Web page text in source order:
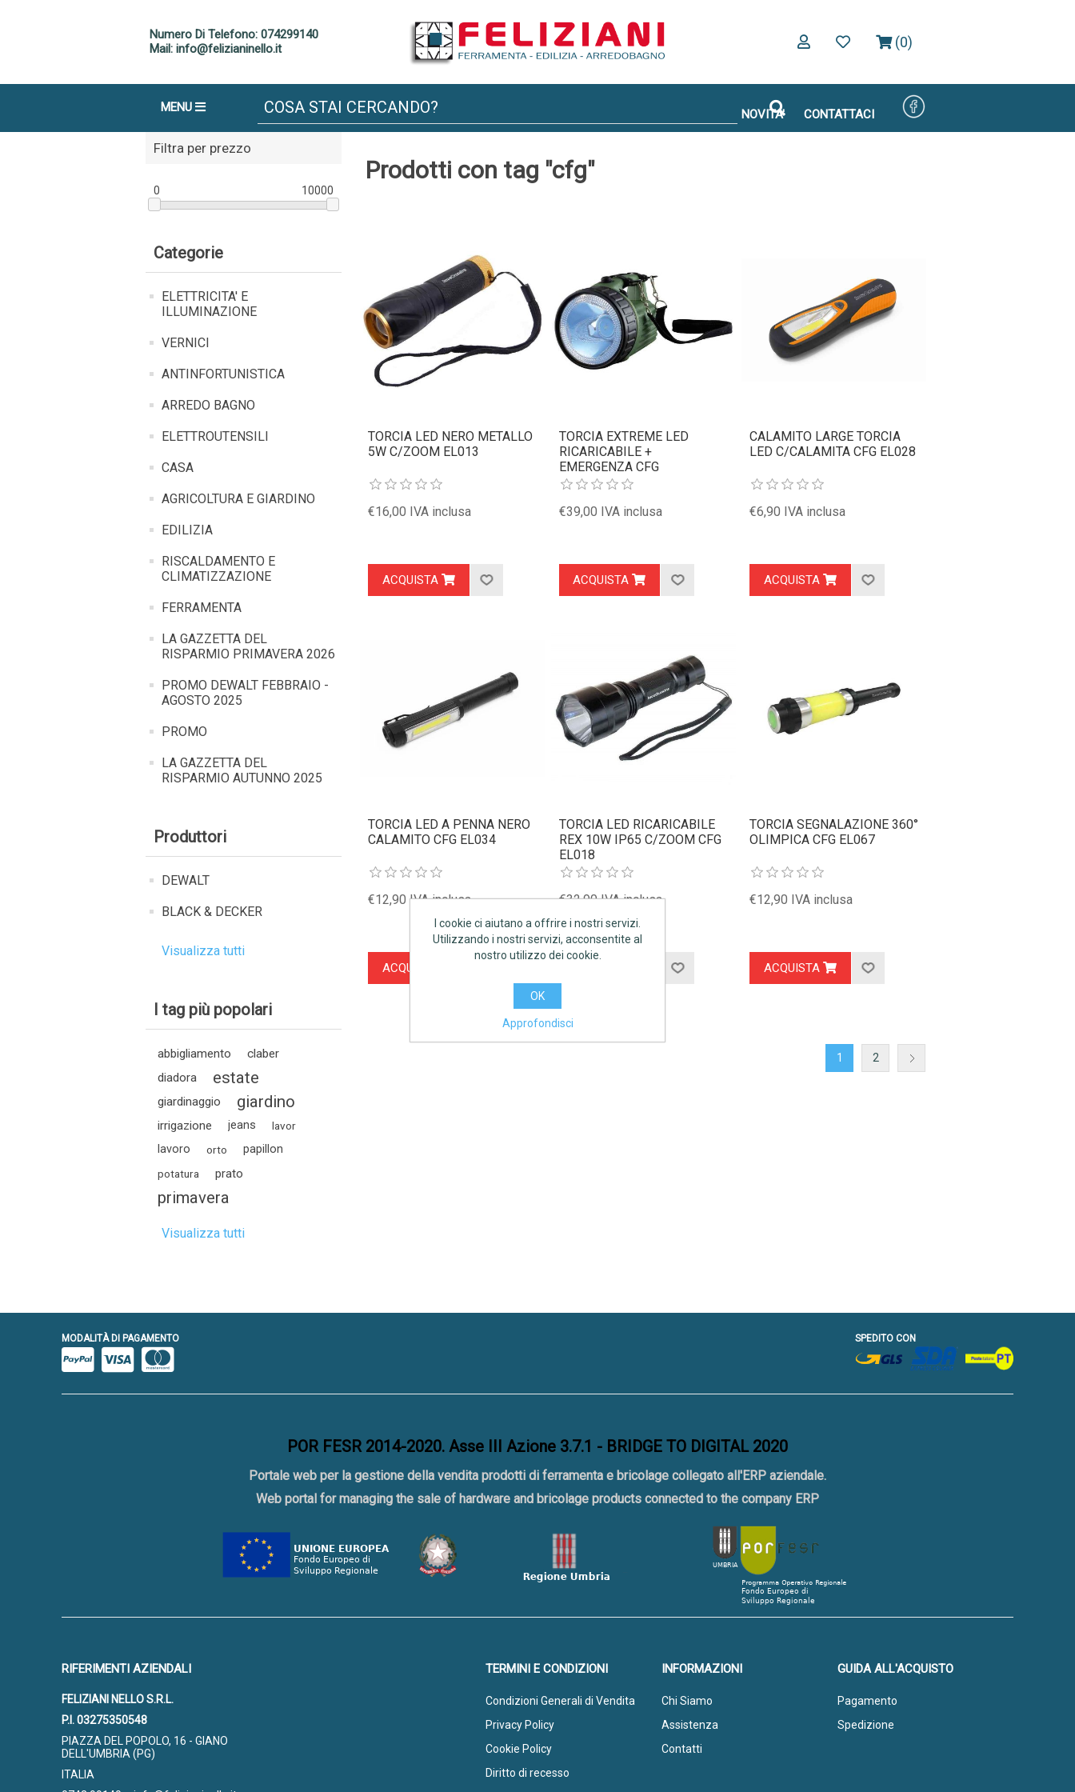
Numero Di Telefono: 074299140
Mail: info@felizianinello.it
(0)
MENU NOVITA' CONTATTACI
Filtra per prezzo
0 10000
Categorie
ELETTRICITA' E
ILLUMINAZIONE
VERNICI
ANTINFORTUNISTICA
ARREDO BAGNO
ELETTROUTENSILI
CASA
AGRICOLTURA E GIARDINO
EDILIZIA
RISCALDAMENTO E
CLIMATIZZAZIONE
FERRAMENTA
LA GAZZETTA DEL
RISPARMIO PRIMAVERA 2026
PROMO DEWALT FEBBRAIO -
AGOSTO 2025
PROMO
LA GAZZETTA DEL
RISPARMIO AUTUNNO 2025
Produttori
DEWALT
BLACK & DECKER
Visualizza tutti
I tag più popolari
abbigliamento
claber
diadora
estate
giardinaggio giardino
irrigazione jeans lavor
lavoro orto papillon
potatura prato
primavera
Visualizza tutti
Prodotti con tag "cfg"
TORCIA LED NERO METALLO
5W C/ZOOM EL013
€16,00 IVA inclusa
ACQUISTA
TORCIA EXTREME LED
RICARICABILE +
EMERGENZA CFG
€39,00 IVA inclusa
ACQUISTA
CALAMITO LARGE TORCIA
LED C/CALAMITA CFG EL028
€6,90 IVA inclusa
ACQUISTA
TORCIA LED A PENNA NERO
CALAMITO CFG EL034
€12,90 IVA inclusa
ACQUISTA
TORCIA LED RICARICABILE
REX 10W IP65 C/ZOOM CFG
EL018
€32,90 IVA inclusa
TORCIA SEGNALAZIONE 360°
OLIMPICA CFG EL067
€12,90 IVA inclusa
ACQUISTA
1 2
MODALITÀ DI PAGAMENTO SPEDITO CON
POR FESR 2014-2020. Asse III Azione 3.7.1 - BRIDGE TO DIGITAL 2020
Portale web per la gestione della vendita prodotti di ferramenta e bricolage collegato all'ERP aziendale.
Web portal for managing the sale of hardware and bricolage products connected to the company ERP
RIFERIMENTI AZIENDALI
FELIZIANI NELLO S.R.L.
P.I. 03275350548
PIAZZA DEL POPOLO, 16 - GIANO
DELL'UMBRIA (PG)
ITALIA
GUIDA ALL'ACQUISTO
Pagamento
Spedizione
INFORMAZIONI
Chi Siamo
Assistenza
Contatti
TERMINI E CONDIZIONI
Condizioni Generali di Vendita
Privacy Policy
Cookie Policy
Diritto di recesso
I cookie ci aiutano a offrire i nostri servizi.
Utilizzando i nostri servizi, acconsentite al
nostro utilizzo dei cookie.
OK
Approfondisci